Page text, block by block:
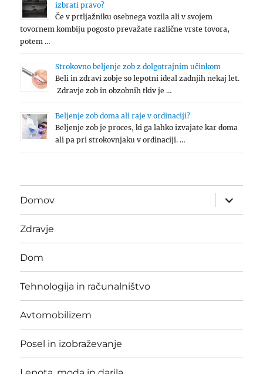
izbrati pravo?
Če v prtljažniku osebnega vozila ali v svojem
tovornem kombiju pogosto prevažate različne vrste tovora,
potem …
Strokovno beljenje zob z dolgotrajnim učinkom
Beli in zdravi zobje so lepotni ideal zadnjih nekaj let.
Zdravje zob in obzobnih tkiv je …
Beljenje zob doma ali raje v ordinaciji?
Beljenje zob je proces, ki ga lahko izvajate kar doma
ali pa pri strokovnjaku v ordinaciji. …
Domov
expand
child
menu
Zdravje
Dom
Tehnologija in računalništvo
Avtomobilizem
Posel in izobraževanje